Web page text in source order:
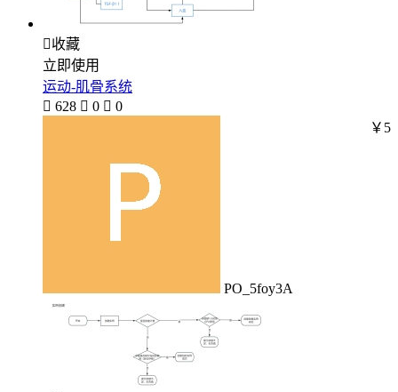
收藏
立即使用
运动-肌骨系统
 628  0  0
PO_5foy3A
￥5